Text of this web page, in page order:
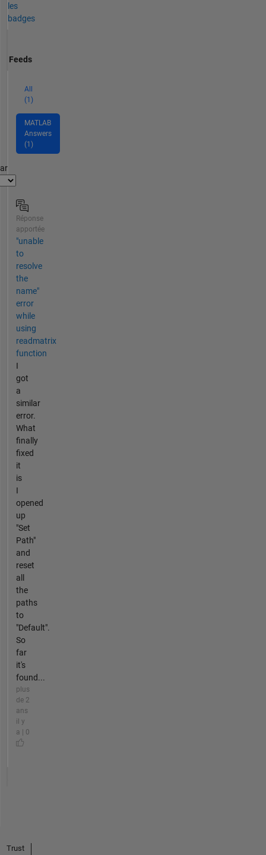
les
badges
Feeds
All
(1)
MATLAB
Answers
(1)
Réponse
apportée
"unable
to
resolve
the
name"
error
while
using
readmatrix
function
I
got
a
similar
error.
What
finally
fixed
it
is
I
opened
up
"Set
Path"
and
reset
all
the
paths
to
"Default".
So
far
it's
found...
plus
de 2
ans
il y
a | 0
Trust